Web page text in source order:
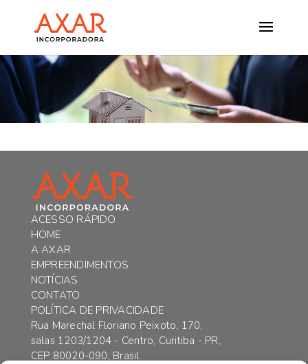
ACESSO RÁPIDO
HOME
A AXAR
EMPREENDIMENTOS
NOTÍCIAS
CONTATO
POLÍTICA DE PRIVACIDADE
Rua Marechal Floriano Peixoto, 170,
salas 1203/1204 - Centro, Curitiba - PR,
CEP 80020-090, Brasil